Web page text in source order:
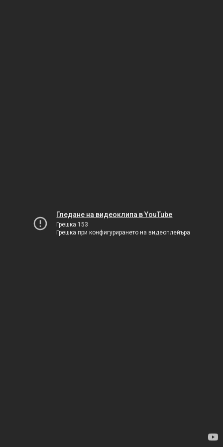
Гледане на видеоклипа в YouTube
Грешка 153
Грешка при конфигурирането на видеоплейъра